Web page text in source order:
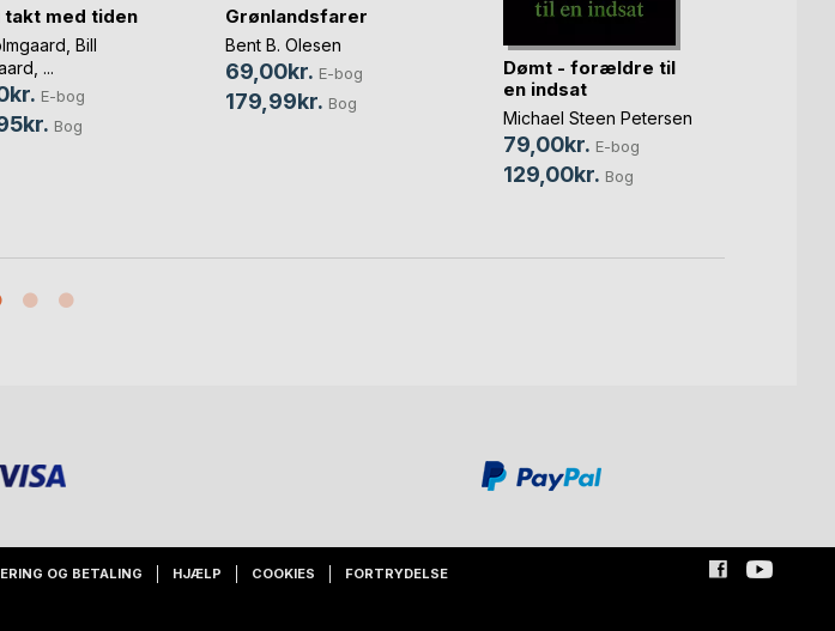
takt med tiden
Bill
, ...
E-bog
Bog
Grønlandsfarer
Bent B. Olesen
69,00kr. E-bog
179,99kr. Bog
Dømt - forældre til
en indsat
Michael Steen Petersen
79,00kr. E-bog
129,00kr. Bog
OG BETALING HJÆLP COOKIES FORTRYDELSE